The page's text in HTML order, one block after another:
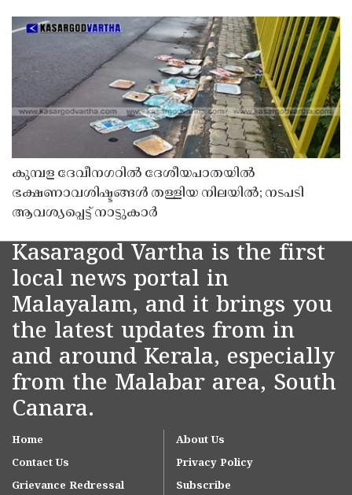
കുമ്പള ദേവീനഗറിൽ ദേശീയപാതയിൽ
ഭക്ഷണാവശിഷ്ടങ്ങൾ തള്ളിയ നിലയിൽ; നടപടി
ആവശ്യപ്പെട്ട് നാട്ടുകാർ
Kasaragod Vartha is the first
local news portal in
Malayalam, and it brings you
the latest updates from in
and around Kerala, especially
from the Malabar area, South
Canara.
Home
About Us
Contact Us
Privacy Policy
Grievance Redressal
Subscribe